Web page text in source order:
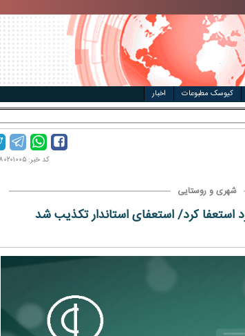
کیوسک مطبوعات اخبار
کد خبر: ۹۸۰۲۰۱۰۰۵
شهری و روستایی
استعفا کرد/ استعفای استاندار تکذیب شد